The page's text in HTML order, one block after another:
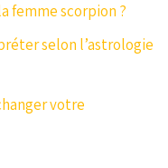
femme scorpion ?
selon l’astrologie
votre